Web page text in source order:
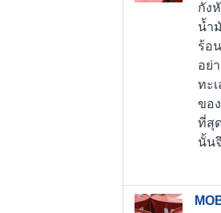
กัง
น้ำ
ร้อ
อย่
ทะ
ขอ
ที่สุ
นั้น